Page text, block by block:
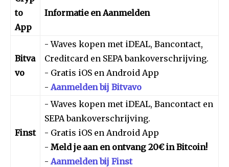
to
App
Informatie en Aanmelden
Bitva
vo
- Waves kopen met iDEAL, Bancontact,
Creditcard en SEPA bankoverschrijving.
- Gratis iOS en Android App
- Aanmelden bij Bitvavo
Finst
- Waves kopen met iDEAL, Bancontact en
SEPA bankoverschrijving.
- Gratis iOS en Android App
- Meld je aan en ontvang 20€ in Bitcoin!
- Aanmelden bij Finst